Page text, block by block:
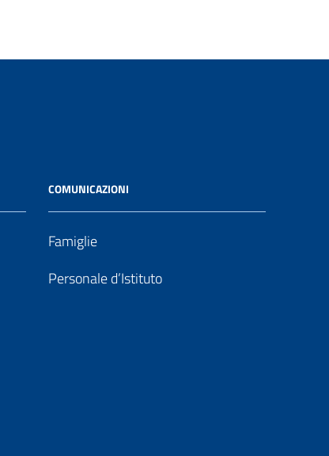
COMUNICAZIONI
Famiglie
Personale d’Istituto